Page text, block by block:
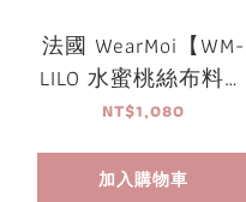
法國 WearMoi【WM-
LILO 水蜜桃絲布料繫
帶外套】
NT$1,080
加入購物車